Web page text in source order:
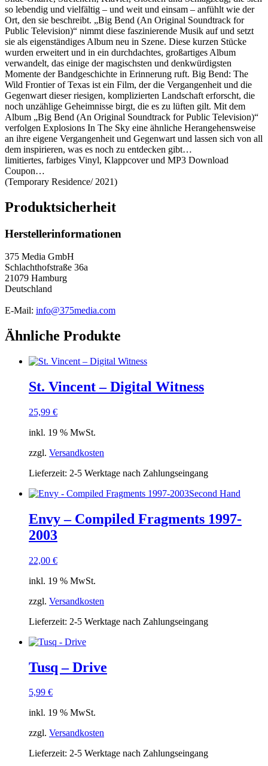
so lebendig und vielfältig – und weit und einsam – anfühlt wie der
Ort, den sie beschreibt. „Big Bend (An Original Soundtrack for
Public Television)“ nimmt diese faszinierende Musik auf und setzt
sie als eigenständiges Album neu in Szene. Diese kurzen Stücke
wurden erweitert und in ein durchdachtes, großartiges Album
verwandelt, das einige der magischsten und denkwürdigsten
Momente der Bandgeschichte in Erinnerung ruft. Big Bend: The
Wild Frontier of Texas ist ein Film, der die Vergangenheit und die
Gegenwart dieser riesigen, komplizierten Landschaft erforscht, die
noch unzählige Geheimnisse birgt, die es zu lüften gilt. Mit dem
Album „Big Bend (An Original Soundtrack for Public Television)“
verfolgen Explosions In The Sky eine ähnliche Herangehensweise
an ihre eigene Vergangenheit und Gegenwart und lassen sich von all
dem inspirieren, was es noch zu entdecken gibt…
limitiertes, farbiges Vinyl, Klappcover und MP3 Download
Coupon…
(Temporary Residence/ 2021)
Produktsicherheit
Herstellerinformationen
375 Media GmbH
Schlachthofstraße 36a
21079 Hamburg
Deutschland
E-Mail: info@375media.com
Ähnliche Produkte
St. Vincent ‎– Digital Witness
25,99 €
inkl. 19 % MwSt.
zzgl. Versandkosten
Lieferzeit: 2-5 Werktage nach Zahlungseingang
Second Hand
Envy – Compiled Fragments 1997-
2003
22,00 €
inkl. 19 % MwSt.
zzgl. Versandkosten
Lieferzeit: 2-5 Werktage nach Zahlungseingang
Tusq – Drive
5,99 €
inkl. 19 % MwSt.
zzgl. Versandkosten
Lieferzeit: 2-5 Werktage nach Zahlungseingang